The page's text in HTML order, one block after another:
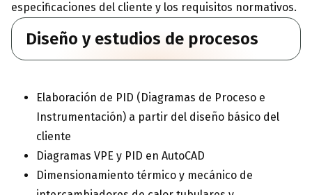
especificaciones del cliente y los requisitos normativos.
Diseño y estudios de procesos
Elaboración de PID (Diagramas de Proceso e
Instrumentación) a partir del diseño básico del
cliente
Diagramas VPE y PID en AutoCAD
Dimensionamiento térmico y mecánico de